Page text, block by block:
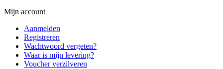
Mijn account
Aanmelden
Registreren
Wachtwoord vergeten?
Waar is mijn levering?
Voucher verzilveren